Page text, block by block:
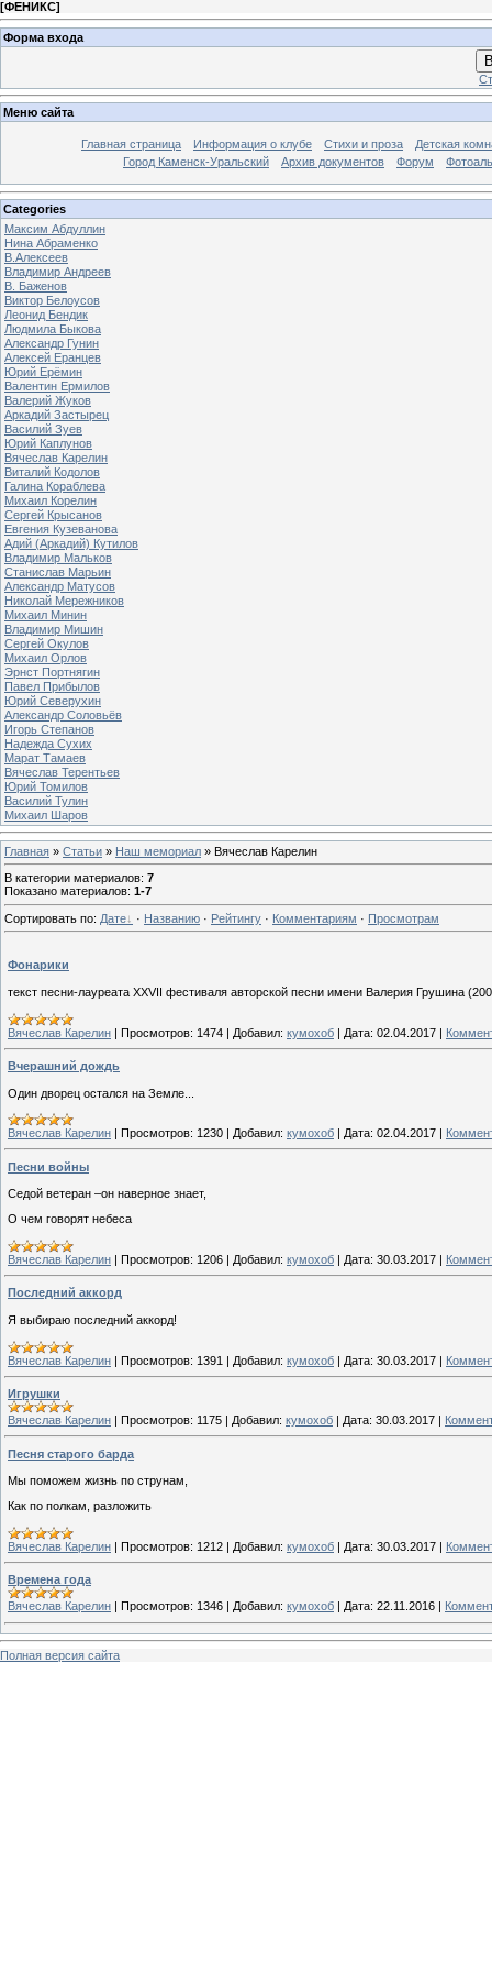
[ФЕНИКС]
Форма входа
Меню сайта
Главная страница Информация о клубе Стихи и проза
Детская
Город Каменск-Уральский
Архив документов Форум
Categories
Максим Абдуллин
Нина Абраменко
В.Алексеев
Владимир Андреев
В. Баженов
Виктор Белоусов
Леонид Бендик
Людмила Быкова
Александр Гунин
Алексей Еранцев
Юрий Ерёмин
Валентин Ермилов
Валерий Жуков
Аркадий Застырец
Василий Зуев
Юрий Каплунов
Вячеслав Карелин
Виталий Кодолов
Галина Кораблева
Михаил Корелин
Сергей Крысанов
Евгения Кузеванова
Адий (Аркадий) Кутилов
Владимир Мальков
Станислав Марьин
Александр Матусов
Николай Мережников
Михаил Минин
Владимир Мишин
Сергей Окулов
Михаил Орлов
Эрнст Портнягин
Павел Прибылов
Юрий Северухин
Александр Соловьёв
Игорь Степанов
Надежда Сухих
Марат Тамаев
Вячеслав Терентьев
Юрий Томилов
Василий Тулин
Михаил Шаров
Главная » Статьи » Наш мемориал » Вячеслав Карелин
В категории материалов: 7
Показано материалов: 1-7
Сортировать по: Дате · Названию · Рейтингу · Комментариям · Просмотрам
Фонарики
текст песни-лауреата ХХVII фестиваля авторской песни имени Валерия Грушина
Вячеслав Карелин | Просмотров: 1474 | Добавил: кумохоб | Дата: 02.04.2017 |
Вчерашний дождь
Один дворец остался на Земле...
Вячеслав Карелин Просмотров: 1230 Добавил: кумохоб Дата: 02.04.2017
Песни войны
Седой ветеран –он наверное знает,
О чем говорят небеса
Вячеслав Карелин | Просмотров: 1206 | Добавил: кумохоб | Дата: 30.03.2017 |
Последний аккорд
Я выбираю последний аккорд!
Вячеслав Карелин | Просмотров: 1391 | Добавил: кумохоб | Дата: 30.03.2017 |
Игрушки
Вячеслав Карелин | Просмотров: 1175 | Добавил: кумохоб | Дата: 30.03.2017 |
Песня старого барда
Мы поможем жизнь по струнам,
Как по полкам, разложить
Вячеслав Карелин | Просмотров: 1212 | Добавил: кумохоб | Дата: 30.03.2017 |
Времена года
Вячеслав Карелин
Просмотров: 1346 Добавил: кумохоб Дата: 22.11.2016
Полная версия сайта